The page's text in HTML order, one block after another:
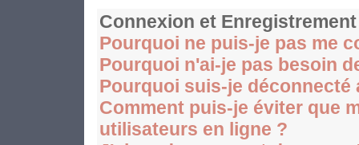
Connexion et Enregistrement
Pourquoi ne puis-je pas me
Pourquoi n'ai-je pas besoin
Pourquoi suis-je déconnecté
Comment puis-je éviter que
utilisateurs en ligne ?